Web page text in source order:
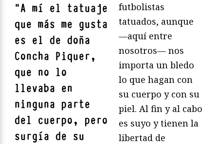
"A mí el tatuaje
que más me gusta
es el de doña
Concha Piquer,
que no lo
llevaba en
ninguna parte
del cuerpo, pero
surgía de su
futbolistas
tatuados, aunque
—aquí entre
nosotros— nos
importa un bledo
lo que hagan con
su cuerpo y con su
piel. Al fin y al cabo
es suyo y tienen la
libertad de